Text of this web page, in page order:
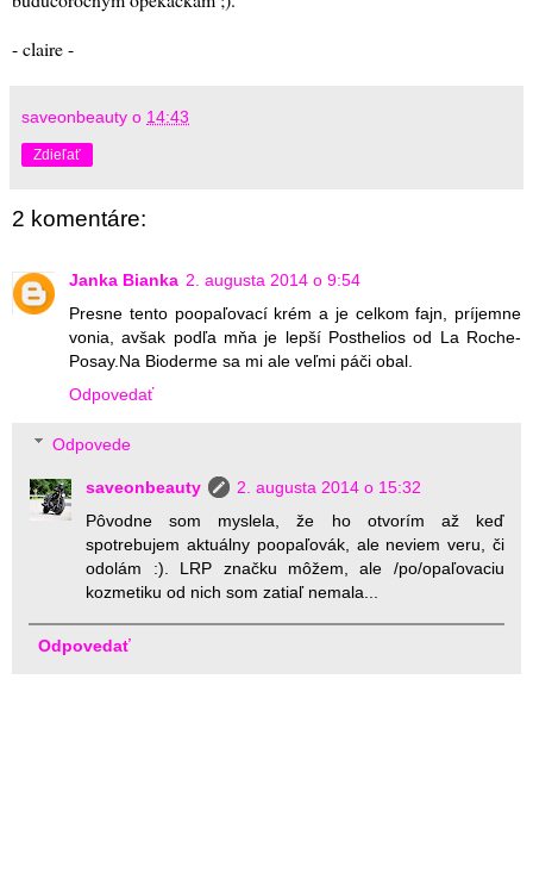
- claire -
saveonbeauty o 14:43
Zdieľať
2 komentáre:
Janka Bianka 2. augusta 2014 o 9:54
Presne tento poopaľovací krém a je celkom fajn, príjemne
vonia, avšak podľa mňa je lepší Posthelios od La Roche-
Posay.Na Bioderme sa mi ale veľmi páči obal.
Odpovedať
Odpovede
saveonbeauty
2. augusta 2014 o 15:32
Pôvodne som myslela, že ho otvorím až keď
spotrebujem aktuálny poopaľovák, ale neviem veru, či
odolám :). LRP značku môžem, ale /po/opaľovaciu
kozmetiku od nich som zatiaľ nemala...
Odpovedať